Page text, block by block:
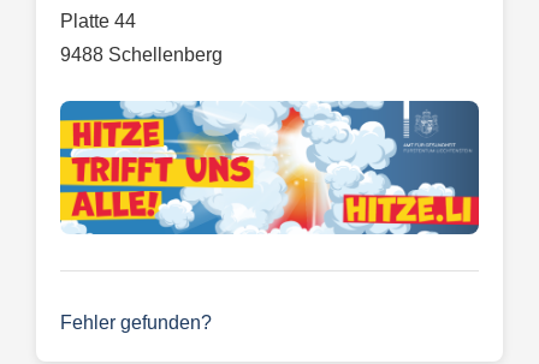
Platte 44
9488 Schellenberg
Fehler gefunden?